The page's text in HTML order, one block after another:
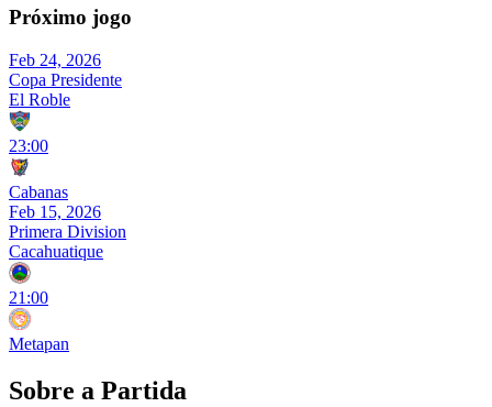
Próximo jogo
Feb 24, 2026
Copa Presidente
El Roble
23:00
Cabanas
Feb 15, 2026
Primera Division
Cacahuatique
21:00
Metapan
Sobre a Partida